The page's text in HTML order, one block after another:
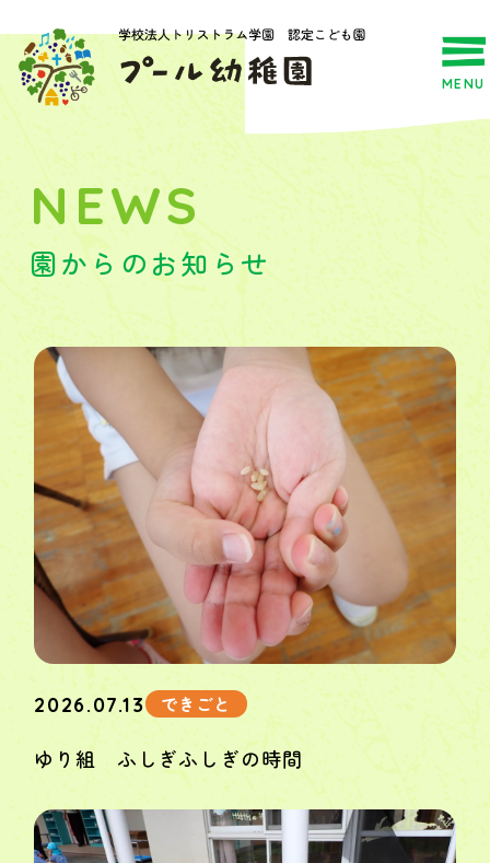
MENU
NEWS
園からのお知らせ
2026.07.13 できごと
ゆり組 ふしぎふしぎの時間